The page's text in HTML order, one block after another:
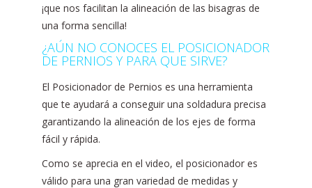
¡que nos facilitan la alineación de las bisagras de
una forma sencilla!
¿AÚN NO CONOCES EL POSICIONADOR
DE PERNIOS Y PARA QUE SIRVE?
El Posicionador de Pernios es una herramienta
que te ayudará a conseguir una soldadura precisa
garantizando la alineación de los ejes de forma
fácil y rápida.
Como se aprecia en el video, el posicionador es
válido para una gran variedad de medidas y